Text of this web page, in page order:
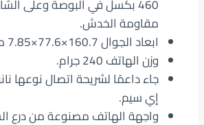
460 بكسل في البوصة وعلى
مقاومة الخدش.
ابعاد الجوال 160.7×77.6×7.85 ملم.
وزن الهاتف 240 جرام.
جاء داعمًا لشريحة اتصال نوعها
إي سيم.
واجهة الهاتف مصنوعة من درع